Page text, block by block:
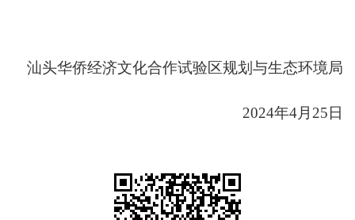
汕头华侨经济文化合作试验区规划与生态环境局
2024年4月25日